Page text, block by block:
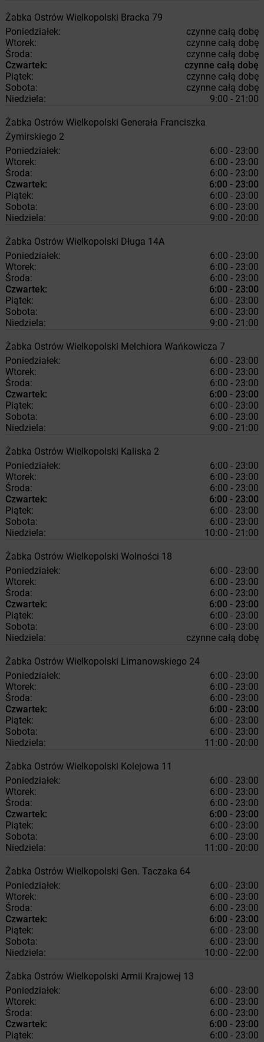
Żabka Ostrów Wielkopolski Bracka 79
Poniedziałek:
czynne całą dobę
Wtorek:
czynne całą dobę
Środa:
czynne całą dobę
Czwartek:
czynne całą dobę
Piątek:
czynne całą dobę
Sobota:
czynne całą dobę
Niedziela:
9:00 - 21:00
Żabka Ostrów Wielkopolski Generała Franciszka
Żymirskiego 2
Poniedziałek:
6:00 - 23:00
Wtorek:
6:00 - 23:00
Środa:
6:00 - 23:00
Czwartek:
6:00 - 23:00
Piątek:
6:00 - 23:00
Sobota:
6:00 - 23:00
Niedziela:
9:00 - 20:00
Żabka Ostrów Wielkopolski Długa 14A
Poniedziałek:
6:00 - 23:00
Wtorek:
6:00 - 23:00
Środa:
6:00 - 23:00
Czwartek:
6:00 - 23:00
Piątek:
6:00 - 23:00
Sobota:
6:00 - 23:00
Niedziela:
9:00 - 21:00
Żabka Ostrów Wielkopolski Melchiora Wańkowicza 7
Poniedziałek:
6:00 - 23:00
Wtorek:
6:00 - 23:00
Środa:
6:00 - 23:00
Czwartek:
6:00 - 23:00
Piątek:
6:00 - 23:00
Sobota:
6:00 - 23:00
Niedziela:
9:00 - 21:00
Żabka Ostrów Wielkopolski Kaliska 2
Poniedziałek:
6:00 - 23:00
Wtorek:
6:00 - 23:00
Środa:
6:00 - 23:00
Czwartek:
6:00 - 23:00
Piątek:
6:00 - 23:00
Sobota:
6:00 - 23:00
Niedziela:
10:00 - 21:00
Żabka Ostrów Wielkopolski Wolności 18
Poniedziałek:
6:00 - 23:00
Wtorek:
6:00 - 23:00
Środa:
6:00 - 23:00
Czwartek:
6:00 - 23:00
Piątek:
6:00 - 23:00
Sobota:
6:00 - 23:00
Niedziela:
czynne całą dobę
Żabka Ostrów Wielkopolski Limanowskiego 24
Poniedziałek:
6:00 - 23:00
Wtorek:
6:00 - 23:00
Środa:
6:00 - 23:00
Czwartek:
6:00 - 23:00
Piątek:
6:00 - 23:00
Sobota:
6:00 - 23:00
Niedziela:
11:00 - 20:00
Żabka Ostrów Wielkopolski Kolejowa 11
Poniedziałek:
6:00 - 23:00
Wtorek:
6:00 - 23:00
Środa:
6:00 - 23:00
Czwartek:
6:00 - 23:00
Piątek:
6:00 - 23:00
Sobota:
6:00 - 23:00
Niedziela:
11:00 - 20:00
Żabka Ostrów Wielkopolski Gen. Taczaka 64
Poniedziałek:
6:00 - 23:00
Wtorek:
6:00 - 23:00
Środa:
6:00 - 23:00
Czwartek:
6:00 - 23:00
Piątek:
6:00 - 23:00
Sobota:
6:00 - 23:00
Niedziela:
10:00 - 22:00
Żabka Ostrów Wielkopolski Armii Krajowej 13
Poniedziałek:
6:00 - 23:00
Wtorek:
6:00 - 23:00
Środa:
6:00 - 23:00
Czwartek:
6:00 - 23:00
Piątek:
6:00 - 23:00